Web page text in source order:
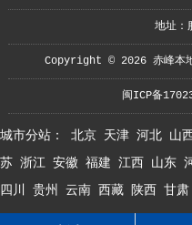
地址：
Copyright © 2026 赤峰本
闽ICP备
城市分站： 北京 天津 河北 山
苏 浙江 安徽 福建 江西 山东
四川
贵州 云南 西藏 陕西 甘肃